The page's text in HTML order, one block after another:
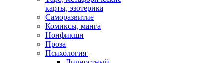
карты, эзотерика
Саморазвитие
Комиксы, манга
Нонфикшн
Проза
Психология